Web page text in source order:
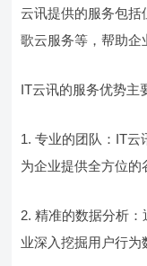
云讯提供的服务包
歌云服务等，帮助企
IT云讯的服务优势主
1. 专业的团队：IT云
为企业提供全方位的
2. 精准的数据分析
业深入挖掘用户行为